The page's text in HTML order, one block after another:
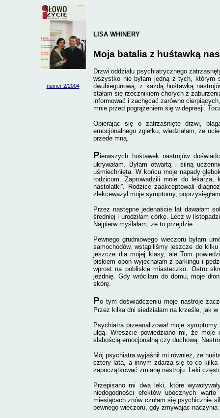
numer 2/2004
LISA WHINERY
Moja batalia z huśtawką
Drzwi oddziału psychiatrycznego
wszystko nie byłam jedną z tych, którym
dwubiegunową, z każdą huśtawką
stałam się rzecznikiem chorych z
informować i zachęcać zarówno
mnie przed pogrążeniem się w depresji.
Opierając się o zatrzaśnięte drzwi,
emocjonalnego zgiełku, wiedziałam, że
przede mną.
Pierwszych huśtawek nastrojów
ukrywałam. Byłam otwartą i silną
uśmiechnięta. W końcu moje napady
rodzicom. Zaprowadzili mnie do lekarza,
nastolatki”. Rodzice zaakceptowali
zlekceważył moje symptomy,
Przez następne jedenaście lat dawałam
średniej i urodziłam córkę. Lecz w
Najpierw myślałam, że to przejdzie.
Pewnego grudniowego wieczoru byłam
samochodów, wstąpiliśmy jeszcze do
jeszcze dla mojej klasy, ale Tom
piskiem opon wyjechałam z parkingu i
wprost na pobliskie miasteczko. Ostro
jezdnię. Gdy wróciłam do domu, moje
skórę.
Po tym doświadczeniu moje nastroje
Przez kilka dni siedziałam na krześle, jak
Psychiatra przeanalizował moje symptomy
ulgą. Wreszcie powiedziano mi, że moje
słabością emocjonalną czy duchową.
Mój psychiatra wyjaśnił mi również, że
cztery lata, a innym zdarza się to co kilka
zapoczątkować zmianę nastroju. Leki
Przepisano mi dwa leki, które
niedogodności efektów ubocznych
miesiącach znów czułam się psychicznie
pewnego wieczoru, gdy zmywając naczynia